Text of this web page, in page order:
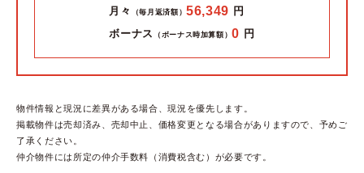
月々 （毎月返済額）56,349 円
ボーナス
（ボーナス時加算額）0 円
物件情報と現況に差異がある場合、現況を優先します。
掲載物件は売却済み、売却中止、価格変更となる場合がありますので、予めご
了承ください。
仲介物件には所定の仲介手数料（消費税含む）が必要です。